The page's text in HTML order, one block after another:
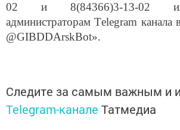
02 и 8(84366)3-13-02
администраторам Тelegram
@GIBDDArskBot».
Следите за самым важным и
Telegram-канале Татмедиа